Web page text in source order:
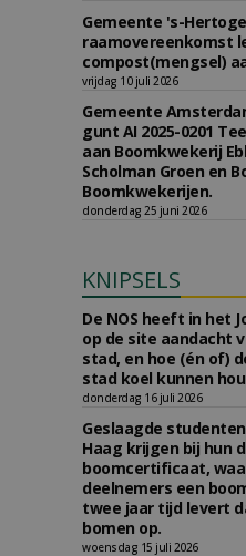
Gemeente 's-
raamovereenkomst
compost(mengsel)
vrijdag 10 juli 2026
Gemeente
gunt AI 2025-0201
aan Boomkwekerij
Scholman Groen en
Boomkwekerijen.
donderdag 25 juni 2026
KNIPSELS
De NOS heeft in het
op de site aandacht
stad, en hoe (én of)
stad koel kunnen
donderdag 16 juli 2026
Geslaagde
Haag krijgen bij hun
boomcertificaat,
deelnemers een
twee jaar tijd levert
bomen op.
woensdag 15 juli 2026